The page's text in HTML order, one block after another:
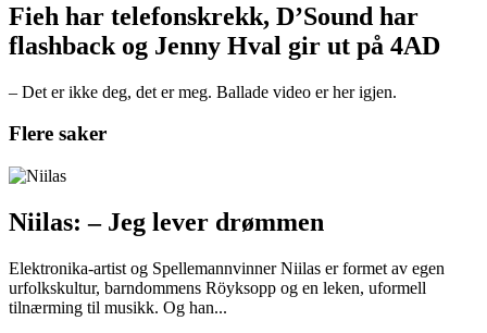
Fieh har telefonskrekk, D’Sound har
flashback og Jenny Hval gir ut på 4AD
– Det er ikke deg, det er meg. Ballade video er her igjen.
Flere saker
Niilas: – Jeg lever drømmen
Elektronika-artist og Spellemannvinner Niilas er formet av egen
urfolkskultur, barndommens Röyksopp og en leken, uformell
tilnærming til musikk. Og han...